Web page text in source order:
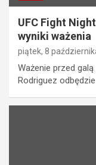
UFC Fight
wyniki ważenia
piątek, 8
Ważenie przed galą
Rodriguez